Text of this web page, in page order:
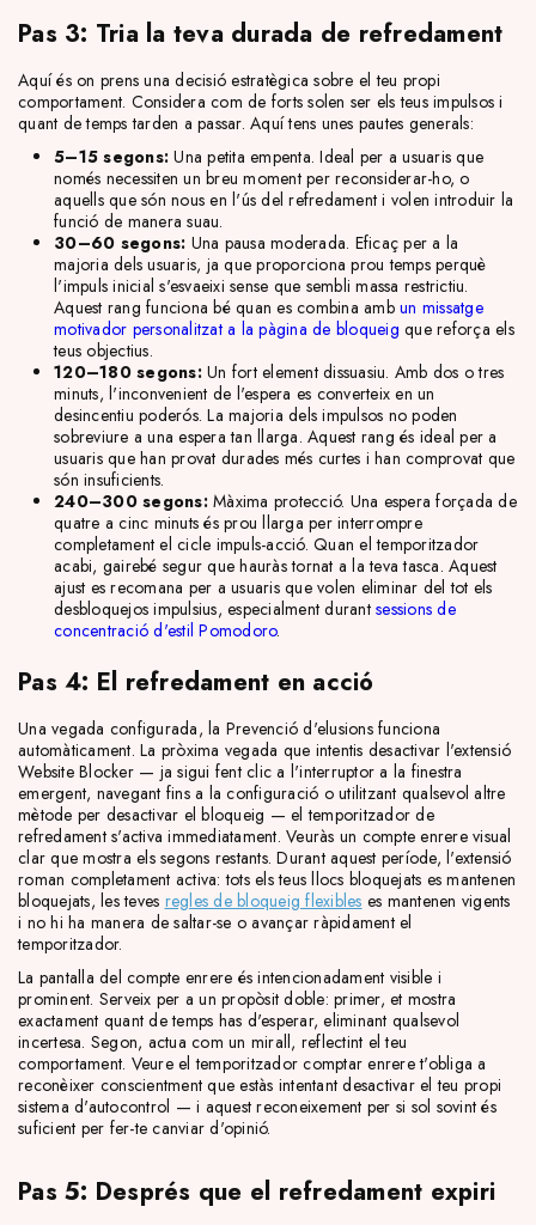
Pas 3: Tria la teva durada de refredament
Aquí és on prens una decisió estratègica sobre el teu propi
comportament. Considera com de forts solen ser els teus impulsos i
quant de temps tarden a passar. Aquí tens unes pautes generals:
5–15 segons: Una petita empenta. Ideal per a usuaris que
només necessiten un breu moment per reconsiderar-ho, o
aquells que són nous en l'ús del refredament i volen introduir la
funció de manera suau.
30–60 segons: Una pausa moderada. Eficaç per a la
majoria dels usuaris, ja que proporciona prou temps perquè
l'impuls inicial s'esvaeixi sense que sembli massa restrictiu.
Aquest rang funciona bé quan es combina amb un missatge
motivador personalitzat a la pàgina de bloqueig que reforça els
teus objectius.
120–180 segons:Un fort element dissuasiu. Amb dos o tres
minuts, l'inconvenient de l'espera es converteix en un
desincentiu poderós. La majoria dels impulsos no poden
sobreviure a una espera tan llarga. Aquest rang és ideal per a
usuaris que han provat durades més curtes i han comprovat que
són insuficients.
240–300 segons:Màxima protecció. Una espera forçada de
quatre a cinc minuts és prou llarga per interrompre
completament el cicle impuls-acció. Quan el temporitzador
acabi, gairebé segur que hauràs tornat a la teva tasca. Aquest
ajust es recomana per a usuaris que volen eliminar del tot els
desbloquejos impulsius, especialment durant sessions de
concentració d'estil Pomodoro.
Pas 4: El refredament en acció
Una vegada configurada, la Prevenció d'elusions funciona
automàticament. La pròxima vegada que intentis desactivar l'extensió
Website Blocker — ja sigui fent clic a l'interruptor a la finestra
emergent, navegant fins a la configuració o utilitzant qualsevol altre
mètode per desactivar el bloqueig — el temporitzador de
refredament s'activa immediatament. Veuràs un compte enrere visual
clar que mostra els segons restants. Durant aquest període, l'extensió
roman completament activa: tots els teus llocs bloquejats es mantenen
bloquejats, les teves regles de bloqueig flexibles es mantenen vigents
i no hi ha manera de saltar-se o avançar ràpidament el
temporitzador.
La pantalla del compte enrere és intencionadament visible i
prominent. Serveix per a un propòsit doble: primer, et mostra
exactament quant de temps has d'esperar, eliminant qualsevol
incertesa. Segon, actua com un mirall, reflectint el teu
comportament. Veure el temporitzador comptar enrere t'obliga a
reconèixer conscientment que estàs intentant desactivar el teu propi
sistema d'autocontrol — i aquest reconeixement per si sol sovint és
suficient per fer-te canviar d'opinió.
Pas 5: Després que el refredament expiri